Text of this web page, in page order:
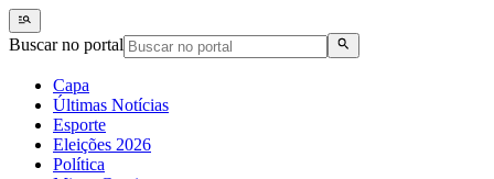
Buscar no portal
Capa
Últimas Notícias
Esporte
Eleições 2026
Política